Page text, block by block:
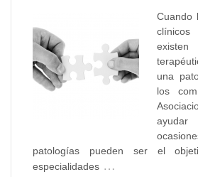
Cuando
una
los
patologías pueden ser el
especialidades …